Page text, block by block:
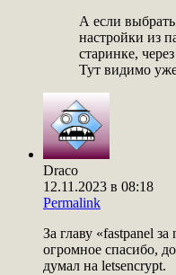
А если
настройки из
старинке,
Тут видимо
Draco
12.11.2023 в 08:18
Permalink
За главу «fastpanel
огромное спасибо,
думал на letsencrypt.